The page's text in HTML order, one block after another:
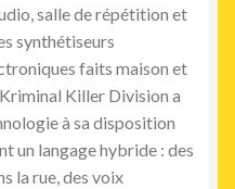
salle de répétition et
synthétiseurs
faits maison et
Killer Division a
à sa disposition
un langage hybride : des
la rue, des voix